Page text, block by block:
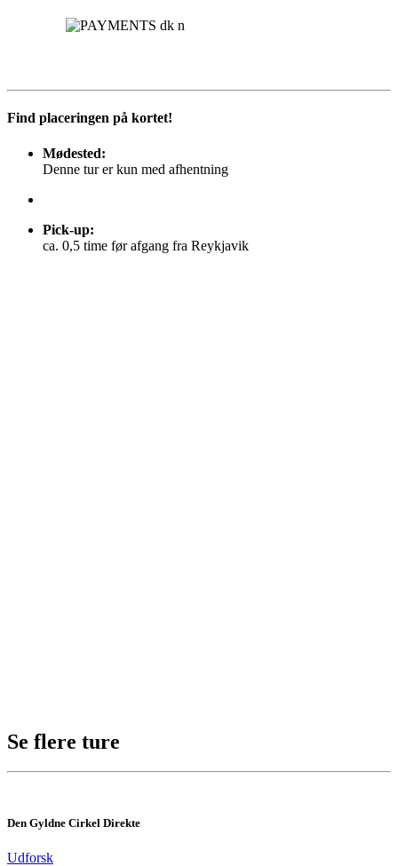
Find placeringen på kortet!
Mødested:
Denne tur er kun med afhentning
Pick-up:
ca. 0,5 time før afgang fra Reykjavik
Se flere ture
Den Gyldne Cirkel Direkte
Udforsk